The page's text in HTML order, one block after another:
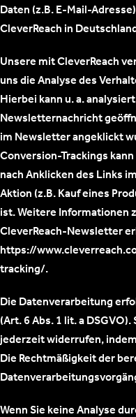
Daten (z.B. E-Mail-
CleverReach in
Unsere mit CleverReach
uns die Analyse des
Hierbei kann u. a.
Newsletternachricht
im Newsletter angeklickt
Conversion-Trackings
nach Anklicken des Links
Aktion (z.B. Kauf eines
ist. Weitere Informationen
CleverReach-Newsletter
https://
tracking/.
Die Datenverarbeitung
(Art. 6 Abs. 1 lit. a
jederzeit widerrufen,
Die Rechtmäßigkeit der
Wenn Sie keine Analyse